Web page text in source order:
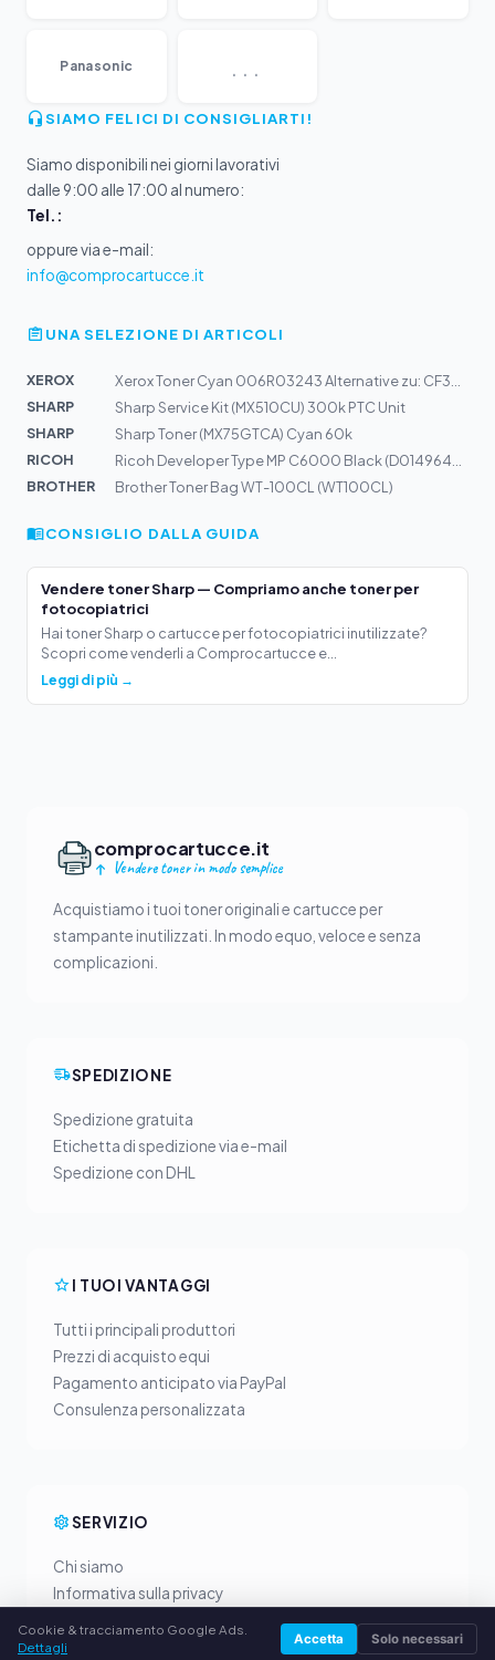
Panasonic ...
SIAMO FELICI DI CONSIGLIARTI!
Siamo disponibili nei giorni lavorativi
dalle 9:00 alle 17:00 al numero:
Tel.:
oppure via e-mail:
info@comprocartucce.it
UNA SELEZIONE DI ARTICOLI
XEROX
SHARP
Sharp Service Kit (MX510CU) 300k PTC Unit
SHARP
Sharp Toner (MX75GTCA) Cyan 60k
RICOH
BROTHER
Brother Toner Bag WT-100CL (WT100CL)
CONSIGLIO DALLA GUIDA
Vendere toner Sharp — Compriamo anche toner per
fotocopiatrici
Hai toner Sharp o cartucce per fotocopiatrici inutilizzate?
Scopri come venderli a Comprocartucce e...
Leggi di più →
comprocartucce.it
Vendere toner in modo semplice
Acquistiamo i tuoi toner originali e cartucce per
stampante inutilizzati. In modo equo, veloce e senza
complicazioni.
SPEDIZIONE
Spedizione gratuita
Etichetta di spedizione via e-mail
Spedizione con DHL
I TUOI VANTAGGI
Tutti i principali produttori
Prezzi di acquisto equi
Pagamento anticipato via PayPal
Consulenza personalizzata
SERVIZIO
Chi siamo
Informativa sulla privacy
Domande frequenti (FAQ)
Cookie & tracciamento Google Ads.
Dettagli
Accetta Solo necessari